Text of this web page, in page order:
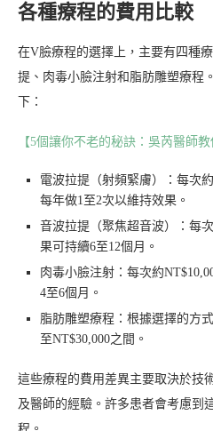
各種療程的費用比較
在V臉療程的選擇上，主要有四種
提、肉毒小臉注射和脂肪雕塑療程
下：
【5個讓你不老的秘訣：吳芮醫師
電波拉提（射頻緊膚）：每次
每年做1至2次以維持效果。
音波拉提（聚焦超音波）：每
果可持續6至12個月。
肉毒小臉注射：每次約
4至6個月。
脂肪雕塑療程：根據選擇的方
至NT$30,000之間。
這些療程的費用差異主要取決於技
及醫師的經驗。許多患者會考慮到